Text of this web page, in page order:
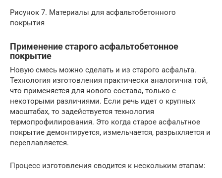
Рисунок 7. Материалы для асфальтобетонного
покрытия
Применение старого асфальтобетонное
покрытие
Новую смесь можно сделать и из старого асфальта.
Технология изготовления практически аналогична той,
что применяется для нового состава, только с
некоторыми различиями. Если речь идет о крупных
масштабах, то задействуется технология
термопрофилирования. Это когда старое асфальтное
покрытие демонтируется, измельчается, разрыхляется и
переплавляется.
Процесс изготовления сводится к нескольким этапам: